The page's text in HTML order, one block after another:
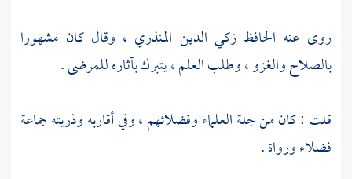
روى عنه الحافظ زكي الدين المنذري ، وقال كان مشهورا
بالصلاح والغزو ، وطلب العلم ، يتبرك بآثاره للمرضى .
قلت : كان من جلة العلماء وفضلائهم ، وفي أقاربه وذريته جماعة
فضلاء ورواة .